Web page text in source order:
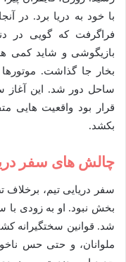
با خود به دریا برد. در
فراگرفت که گویی در
بازیگوشی و شاید کمی
بخار جا گذاشت.
ساحل دور شد. این آغاز
قرار بود واقعیت هایی
بکشد.
چالش های سفر
سفر دریایی تیم،
بخش نبود. او به زودی با
شد. قوانین سختگیرانه
ملوانان، و حتی حس